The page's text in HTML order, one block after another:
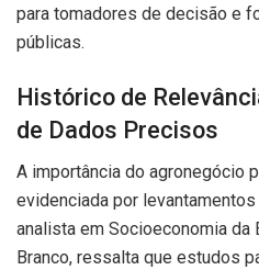
para tomadores de decisão e
públicas.
Histórico de
de Dados Precisos
A importância do agronegócio
evidenciada por
analista em Socioeconomia da
Branco, ressalta que estudos